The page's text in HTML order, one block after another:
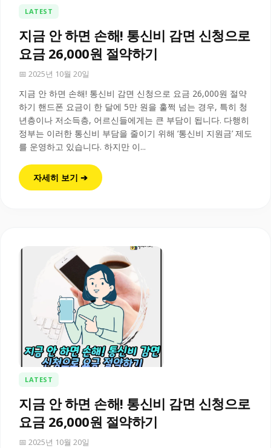
LATEST
지금 안 하면 손해! 통신비 감면 신청으로
요금 26,000원 절약하기
📅 2025년 10월 20일
지금 안 하면 손해! 통신비 감면 신청으로 요금 26,000원 절약
하기 핸드폰 요금이 한 달에 5만 원을 훌쩍 넘는 경우, 특히 청
년층이나 저소득층, 어르신들에게는 큰 부담이 됩니다. 다행히
정부는 이러한 통신비 부담을 줄이기 위해 ‘통신비 지원금’ 제도
를 운영하고 있습니다. 하지만 이...
자세히 보기 ➔
LATEST
지금 안 하면 손해! 통신비 감면 신청으로
요금 26,000원 절약하기
📅 2025년 10월 20일